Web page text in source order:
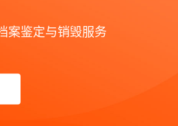
案鉴定与销毁服务